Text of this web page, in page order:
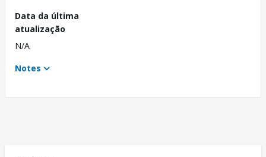
Data da última
atualização
N/A
Notes